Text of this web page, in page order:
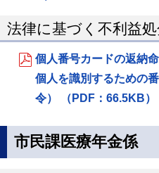
法律に基づく不利益
個人番号カードの返納
個人を識別するための
令） （PDF：66.5KB）
市民課医療年金係